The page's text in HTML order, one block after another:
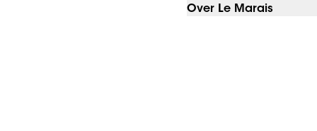
Over Le Marais